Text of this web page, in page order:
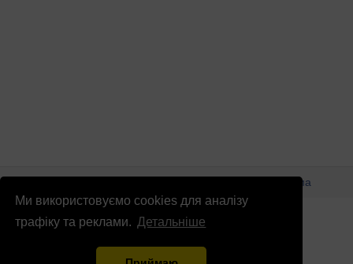
Ми використовуємо cookies для аналізу
трафіку та реклами. Детальніше
© Патріоти України 2026 Правова інформація
Реклама
info@patrioty.org.ua